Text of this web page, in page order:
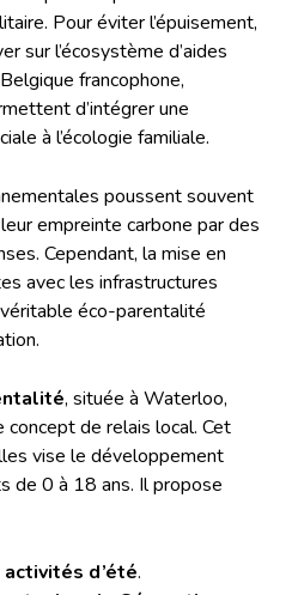
Pour éviter l’épuisement,
sur l’écosystème d’aides
francophone,
d’intégrer une
à l’écologie familiale.
poussent souvent
empreinte carbone par des
Cependant, la mise en
avec les infrastructures
éco-parentalité
, située à Waterloo,
de relais local. Cet
vise le développement
de 0 à 18 ans. Il propose
d’été.